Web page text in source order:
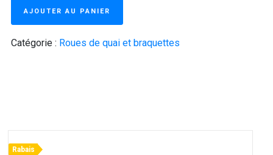
AJOUTER AU PANIER
Catégorie : Roues de quai et braquettes
Rabais